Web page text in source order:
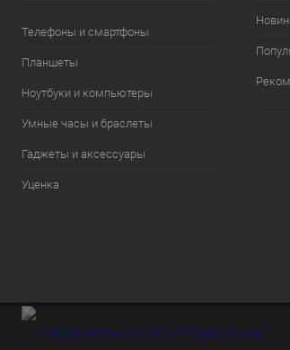
Телефоны и смартфоны
Планшеты
Ноутбуки и компьютеры
Умные часы и браслеты
Гаджеты и аксессуары
Уценка